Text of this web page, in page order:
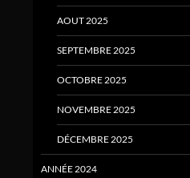
AOUT 2025
SEPTEMBRE 2025
OCTOBRE 2025
NOVEMBRE 2025
DÉCEMBRE 2025
ANNÉE 2024